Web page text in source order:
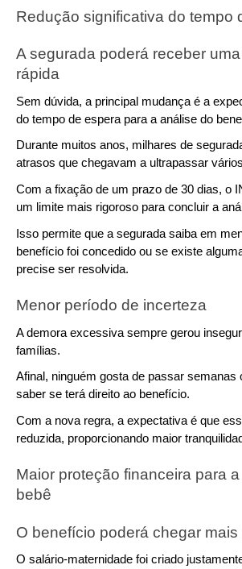
Redução significativa do tempo
A segurada poderá receber
rápida
Sem dúvida, a principal mudança é a
do tempo de espera para a análise do
Durante muitos anos, milhares de
atrasos que chegavam a ultrapassar
Com a fixação de um prazo de 30 dias, o
um limite mais rigoroso para concluir a
Isso permite que a segurada saiba em
benefício foi concedido ou se existe
precise ser resolvida.
Menor período de incerteza
A demora excessiva sempre gerou
famílias.
Afinal, ninguém gosta de passar semanas
saber se terá direito ao benefício.
Com a nova regra, a expectativa é que
reduzida, proporcionando maior
Maior proteção financeira para
bebê
O benefício poderá chegar
O salário-maternidade foi criado